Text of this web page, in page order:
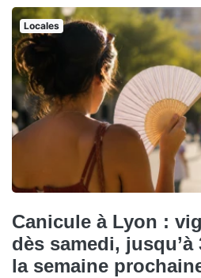
Locales
Canicule à Lyon :
dès samedi, jusqu’à
la semaine